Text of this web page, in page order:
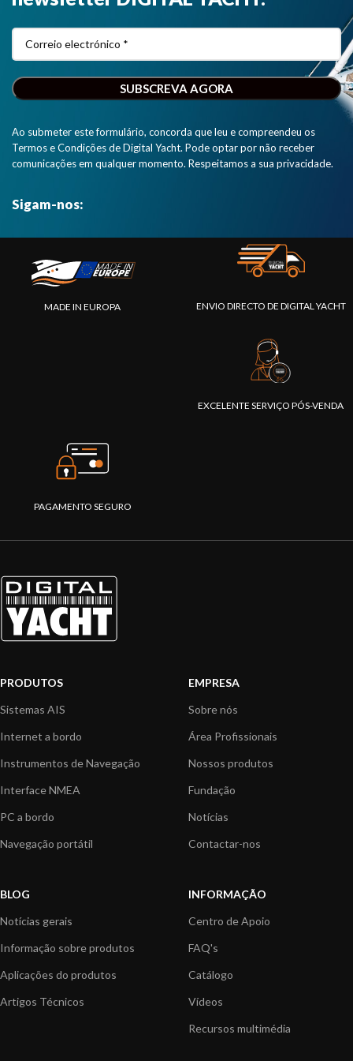
mostra o
estado e
condição da
sua rede
NMEA 2000
web clara e
simples".
Ao submeter este formulário, concorda que leu e compreendeu os
Termos e Condições de Digital Yacht. Pode optar por não receber
comunicações em qualquer momento. Respeitamos a sua privacidade.
Sigam-nos:
MADE IN EUROPA ENVIO DIRECTO DE DIGITAL YACHT
EXCELENTE SERVIÇO PÓS-VENDA
PAGAMENTO SEGURO
PRODUTOS
Sistemas AIS
Internet a bordo
Instrumentos de Navegação
Interface NMEA
PC a bordo
Navegação portátil
EMPRESA
Sobre nós
Área Profissionais
Nossos produtos
Fundação
Notícias
Contactar-nos
BLOG
Notícias gerais
Informação sobre produtos
Aplicações do produtos
Artigos Técnicos
INFORMAÇÃO
Centro de Apoio
FAQ's
Catálogo
Vídeos
Recursos multimédia